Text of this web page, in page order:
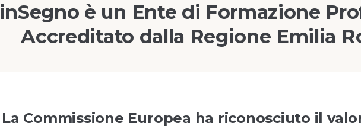
inSegno è un Ente di Formazione
Accreditato dalla Regione Emilia
La Commissione Europea ha riconosciuto il